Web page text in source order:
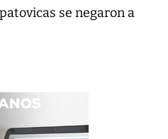
se negaron a